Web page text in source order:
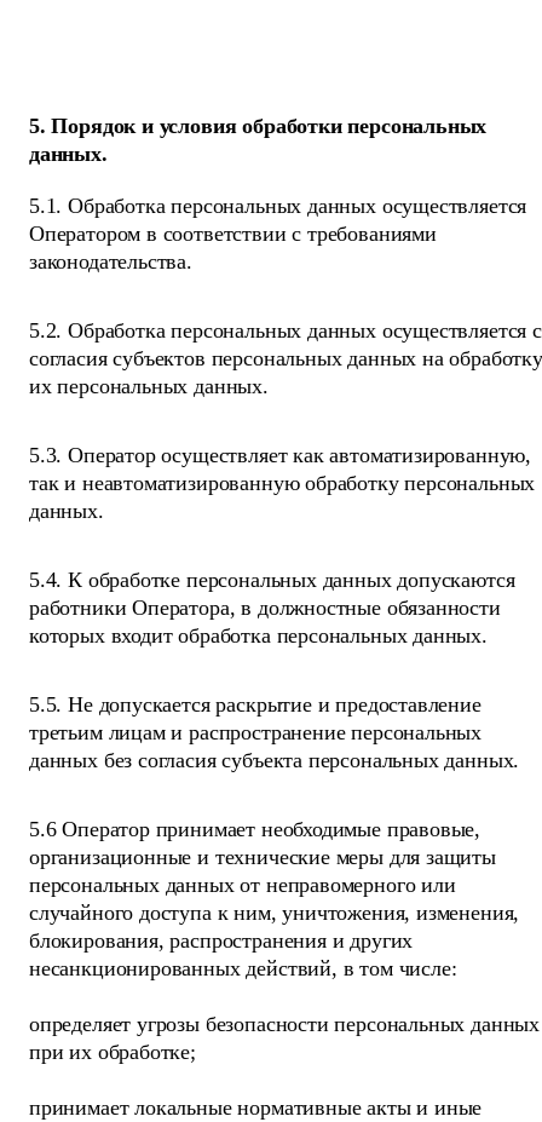
5. Порядок и условия обработки персональных
данных.
5.1. Обработка персональных данных осуществляется
Оператором в соответствии с требованиями
законодательства.
5.2. Обработка персональных данных осуществляется с
согласия субъектов персональных данных на обработку
их персональных данных.
5.3. Оператор осуществляет как автоматизированную,
так и неавтоматизированную обработку персональных
данных.
5.4. К обработке персональных данных допускаются
работники Оператора, в должностные обязанности
которых входит обработка персональных данных.
5.5. Не допускается раскрытие и предоставление
третьим лицам и распространение персональных
данных без согласия субъекта персональных данных.
5.6 Оператор принимает необходимые правовые,
организационные и технические меры для защиты
персональных данных от неправомерного или
случайного доступа к ним, уничтожения, изменения,
блокирования, распространения и других
несанкционированных действий, в том числе:
определяет угрозы безопасности персональных данных
при их обработке;
принимает локальные нормативные акты и иные